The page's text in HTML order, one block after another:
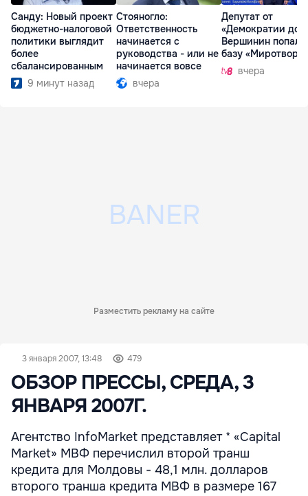
Санду: Новый проект
бюджетно-налоговой
политики выглядит
более
сбалансированным
9 минут назад
Стояногло:
Ответственность
начинается с
руководства - или не
начинается вовсе
вчера
Депутат от
«Демократии
Вершинин попал в
базу
вчера
Разместить рекламу на сайте
3 января 2007, 13:48 479
ОБЗОР ПРЕССЫ, СРЕДА, 3
ЯНВАРЯ 2007Г.
Агентство InfoMarket представляет * «Capital
Market» МВФ перечислил второй транш
кредита для Молдовы - 48,1 млн. долларов
второго транша кредита МВФ в размере 167